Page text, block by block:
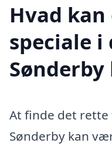
Hvad
speciale
At finde det
Sønderby kan